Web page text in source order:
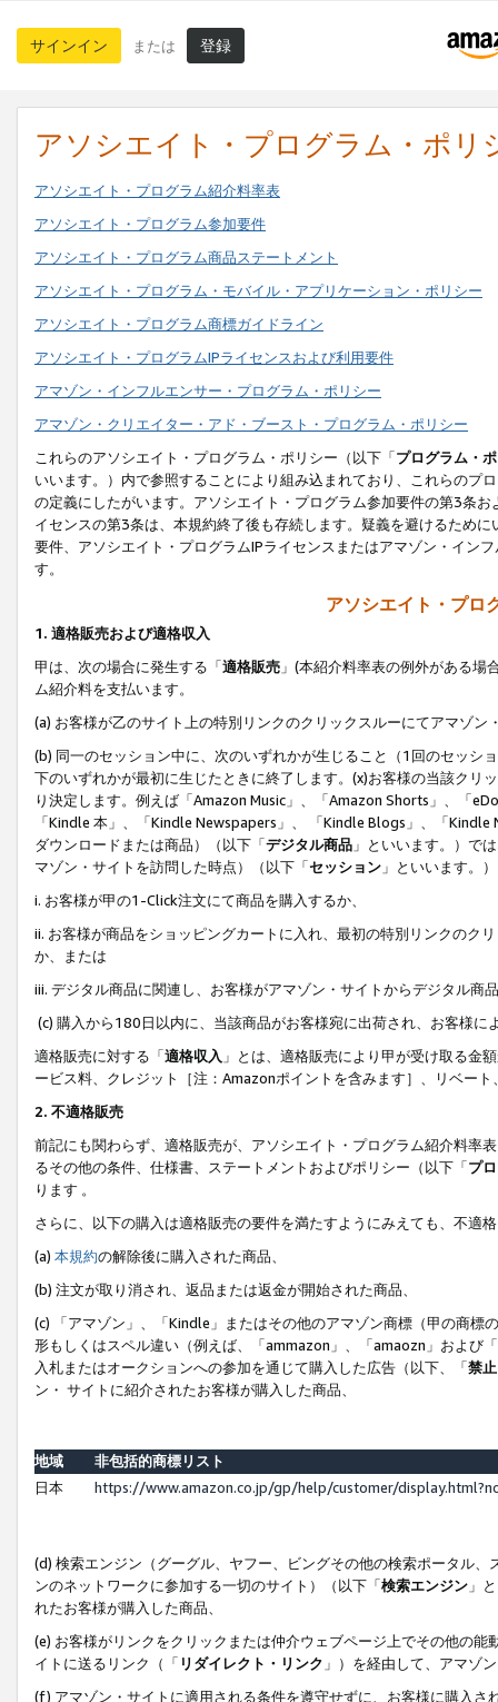
サインイン または 登録
アソシエイト・プログラム・ポリ
アソシエイト・プログラム紹介料率表
アソシエイト・プログラム参加要件
アソシエイト・プログラム商品ステートメント
アソシエイト・プログラム・モバイル・アプリケーション・ポリシー
アソシエイト・プログラム商標ガイドライン
アソシエイト・プログラムIPライセンスおよび利用要件
アマゾン・インフルエンサー・プログラム・ポリシー
アマゾン・クリエイター・アド・ブースト・プログラム・ポリシー
これらのアソシエイト・プログラム・ポリシー（以下「プログラム・
いいます。）内で参照することにより組み込まれており、これらのプ
の定義にしたがいます。アソシエイト・プログラム参加要件の第3条
イセンスの第3条は、本規約終了後も存続します。疑義を避けるため
要件、アソシエイト・プログラムIPライセンスまたはアマゾン・イン
す。
アソシエイト・プロ
1. 適格販売および適格収入
甲は、次の場合に発生する「適格販売 」(本紹介料率表の例外がある
ム紹介料を支払います。
(a) お客様が乙のサイト上の特別リンクのクリックスルーにてアマゾン
(b) 同一のセッション中に、次のいずれかが生じること（1回のセッシ
下のいずれかが最初に生じたときに終了します。(x)お客様の当該ク
り決定します。例えば「Amazon Music」、「Amazon Shorts」、「
「Kindle 本」、「Kindle Newspapers」、 「Kindle Blogs」、「
ダウンロードまたは商品）（以下「デジタル商品 」といいます。）で
マゾン・サイトを訪問した時点）（以下「セッション 」といいます。
i. お客様が甲の1-Click注文にて商品を購入するか、
ii. お客様が商品をショッピングカートに入れ、最初の特別リンクのク
か、または
iii. デジタル商品に関連し、お客様がアマゾン・サイトからデジタル
(c) 購入から180日以内に、当該商品がお客様宛に出荷され、お客様
適格販売に対する「適格収入 」とは、適格販売により甲が受け取る金
ービス料、クレジット［注：Amazonポイントを含みます］、リベー
2. 不適格販売
前記にも関わらず、適格販売が、アソシエイト・プログラム紹介料率
るその他の条件、仕様書、ステートメントおよびポリシー（以下「プ
ります 。
さらに、以下の購入は適格販売の要件を満たすようにみえても、不適
(a) 本規約の解除後に購入された商品、
(b) 注文が取り消され、返品または返金が開始された商品、
(c) 「アマゾン」、「Kindle」またはその他のアマゾン商標（甲の商
形もしくはスペル違い（例えば、「ammazon」、「amaozn」および
入札またはオークションへの参加を通じて購入した広告（以下、「禁
ン・ サイトに紹介されたお客様が購入した商品、
地域
非包括的商標リスト
日本
https://www.amazon.co.jp/gp/help/customer/
(d) 検索エンジン（グーグル、ヤフー、ビングその他の検索ポータル
ンのネットワークに参加する一切のサイト）（以下「検索エンジン 」
れたお客様が購入した商品、
(e) お客様がリンクをクリックまたは仲介ウェブページ上でその他の
イトに送るリンク（「 リダイレクト・リンク 」）を経由して、アマゾ
(f) アマゾン・サイトに適用される条件を遵守せずに、お客様に購入さ